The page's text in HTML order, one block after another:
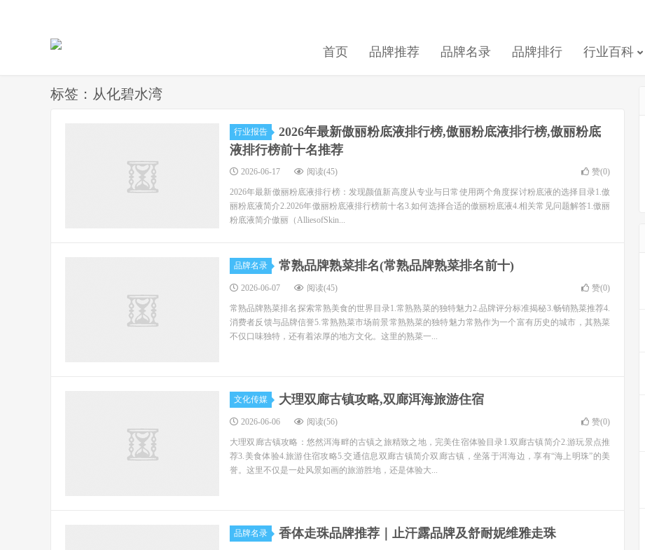
首页 品牌推荐 品牌名录 品牌排行 行业百科
标签：从化碧水湾
行业报告
2026年最新傲丽粉底液排行榜,傲丽粉底液排行榜,傲丽粉底
液排行榜前十名推荐
2026-06-17 阅读(45) 赞(0)
2026年最新傲丽粉底液排行榜：发现颜值新高度从专业与日常使用两个角度探讨粉底液的选择目录1.傲
丽粉底液简介2.2026年傲丽粉底液排行榜前十名3.如何选择合适的傲丽粉底液4.相关常见问题解答1.傲丽
粉底液简介傲丽（AlliesofSkin...
品牌名录 常熟品牌熟菜排名(常熟品牌熟菜排名前十)
2026-06-07 阅读(45) 赞(0)
常熟品牌熟菜排名探索常熟美食的世界目录1.常熟熟菜的独特魅力2.品牌评分标准揭秘3.畅销熟菜推荐4.
消费者反馈与品牌信誉5.常熟熟菜市场前景常熟熟菜的独特魅力常熟作为一个富有历史的城市，其熟菜
不仅口味独特，还有着浓厚的地方文化。这里的熟菜一...
文化传媒 大理双廊古镇攻略,双廊洱海旅游住宿
2026-06-06 阅读(56) 赞(0)
大理双廊古镇攻略：悠然洱海畔的古镇之旅精致之地，完美住宿体验目录1.双廊古镇简介2.游玩景点推
荐3.美食体验4.旅游住宿攻略5.交通信息双廊古镇简介双廊古镇，坐落于洱海边，享有“海上明珠”的美
誉。这里不仅是一处风景如画的旅游胜地，还是体验大...
品牌名录 香体走珠品牌推荐｜止汗露品牌及舒耐妮维雅走珠